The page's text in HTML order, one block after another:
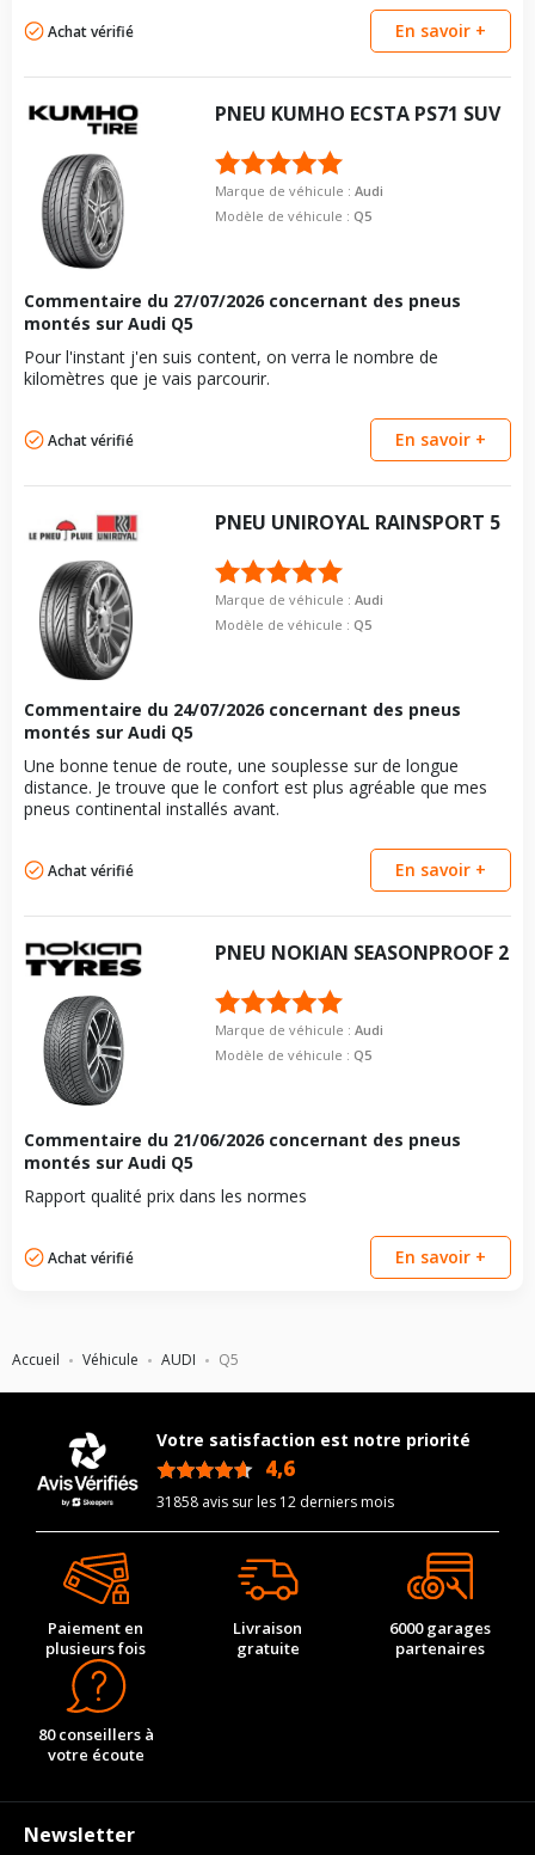
Accueil Véhicule AUDI Q5
Achat vérifié En savoir +
PNEU KUMHO ECSTA PS71 SUV
Marque de véhicule : Audi
Modèle de véhicule : Q5
Commentaire du 27/07/2026 concernant des pneus
montés sur Audi Q5
Pour l'instant j'en suis content, on verra le nombre de
kilomètres que je vais parcourir.
Achat vérifié En savoir +
PNEU UNIROYAL RAINSPORT 5
Marque de véhicule : Audi
Modèle de véhicule : Q5
Commentaire du 24/07/2026 concernant des pneus
montés sur Audi Q5
Une bonne tenue de route, une souplesse sur de longue
distance. Je trouve que le confort est plus agréable que mes
pneus continental installés avant.
Achat vérifié En savoir +
PNEU NOKIAN SEASONPROOF 2
Marque de véhicule : Audi
Modèle de véhicule : Q5
Commentaire du 21/06/2026 concernant des pneus
montés sur Audi Q5
Rapport qualité prix dans les normes
Achat vérifié En savoir +
Votre satisfaction est notre priorité
4,6
31858 avis sur les 12 derniers mois
Paiement en
plusieurs fois
Livraison
gratuite
6000 garages
partenaires
80 conseillers à
votre écoute
Newsletter